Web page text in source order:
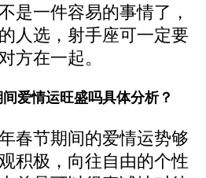
是一件容易的事情了，
人选，射手座可一定要
方在一起。
爱情运旺盛吗具体分析？
春节期间的爱情运势够
积极，向往自由的个性